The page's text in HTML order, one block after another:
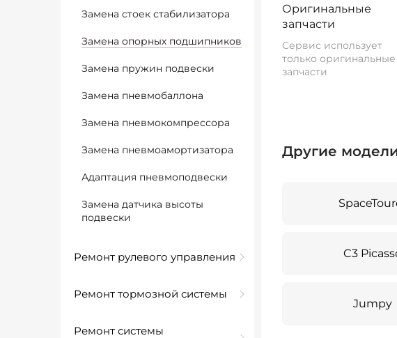
Замена стоек стабилизатора
Замена опорных подшипников
Замена пружин подвески
Замена пневмобаллона
Замена пневмокомпрессора
Замена пневмоамортизатора
Адаптация пневмоподвески
Замена датчика высоты
подвески
Ремонт рулевого управления
Ремонт тормозной системы
Ремонт системы
Оригинальные
запчасти
Сервис использует
только оригинальные
запчасти
Другие
C3
Jumpy